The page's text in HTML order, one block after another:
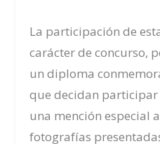
La participación de
carácter de concurso,
un diploma
que decidan participar
una mención especial
fotografías